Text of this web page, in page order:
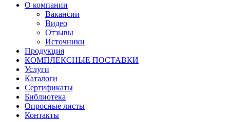
О компании
Вакансии
Видео
Отзывы
Источники
Продукция
КОМПЛЕКСНЫЕ ПОСТАВКИ
Услуги
Каталоги
Сертификаты
Библиотека
Опросные листы
Контакты